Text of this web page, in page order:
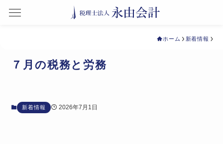
ホーム 新着情報
７月の税務と労務
新着情報 2026年7月1日